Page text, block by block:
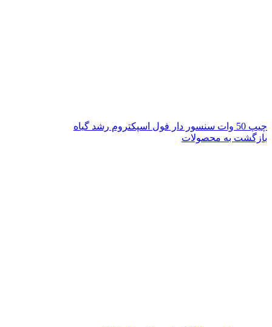
چیپ 50 وات سنسور دار فول اسپکتروم رشد گیاه
بازگشت به محصولات